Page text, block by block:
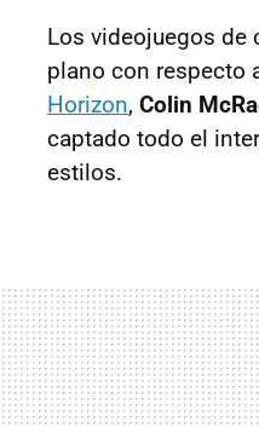
Los videojuegos de
plano con respecto
Horizon, Colin
captado todo el
estilos.